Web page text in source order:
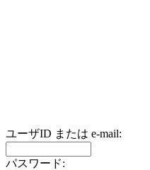
ユーザID または e-mail:
パスワード: